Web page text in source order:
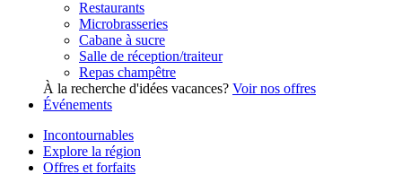
Restaurants
Microbrasseries
Cabane à sucre
Salle de réception/traiteur
Repas champêtre
À la recherche d'idées vacances? Voir nos offres
Événements
Incontournables
Explore la région
Offres et forfaits